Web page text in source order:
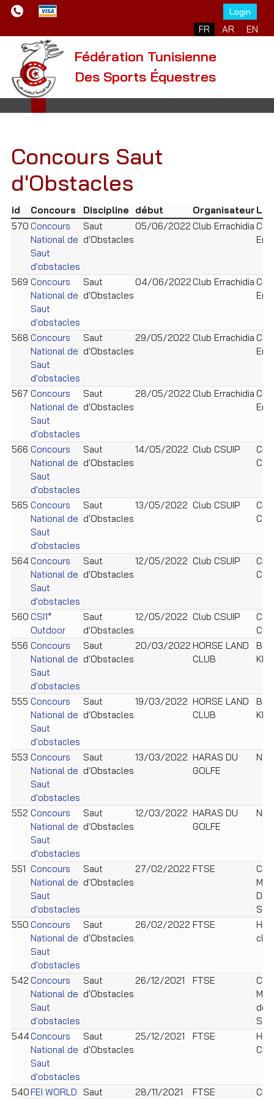
Login
FR AR EN
Fédération Tunisienne
Des Sports Équestres
Concours Saut
d'Obstacles
id Concours Discipline début Organisateur
570 Concours
National de
Saut
d'obstacles
Saut
d'Obstacles
05/06/2022 Club Errachidia
569 Concours
National de
Saut
d'obstacles
Saut
d'Obstacles
04/06/2022Club Errachidia
568 Concours
National de
Saut
d'obstacles
Saut
d'Obstacles
29/05/2022 Club Errachidia
567 Concours
National de
Saut
d'obstacles
Saut
d'Obstacles
28/05/2022 Club Errachidia
566 Concours
National de
Saut
d'obstacles
Saut
d'Obstacles
14/05/2022 Club CSUIP
565 Concours
National de
Saut
d'obstacles
Saut
d'Obstacles
13/05/2022 Club CSUIP
564 Concours
National de
Saut
d'obstacles
Saut
d'Obstacles
12/05/2022 Club CSUIP
560 CSI1*
Outdoor
Saut
d'Obstacles
12/05/2022 Club CSUIP
556 Concours
National de
Saut
d'obstacles
Saut
d'Obstacles
20/03/2022 HORSE LAND
CLUB
555 Concours
National de
Saut
d'obstacles
Saut
d'Obstacles
19/03/2022 HORSE LAND
CLUB
553 Concours
National de
Saut
d'obstacles
Saut
d'Obstacles
13/03/2022 HARAS DU
GOLFE
552 Concours
National de
Saut
d'obstacles
Saut
d'Obstacles
12/03/2022 HARAS DU
GOLFE
551 Concours
National de
Saut
d'obstacles
Saut
d'Obstacles
27/02/2022 FTSE
De
550 Concours
National de
Saut
d'obstacles
Saut
d'Obstacles
26/02/2022 FTSE
club
542 Concours
National de
Saut
d'obstacles
Saut
d'Obstacles
26/12/2021 FTSE
de
544Concours
National de
Saut
d'obstacles
Saut
d'Obstacles
25/12/2021 FTSE
540FEI WORLD Saut 28/11/2021 FTSE